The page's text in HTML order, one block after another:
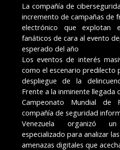
La compañía de
incremento de campañas de
electrónico que explotan
fanáticos de cara al evento
esperado del año
Los eventos de interés
como el escenario predilecto
despliegue de la
Frente a la inminente llegada
Campeonato Mundial de
compañía de seguridad
Venezuela organizó
especializado para analizar
amenazas digitales que